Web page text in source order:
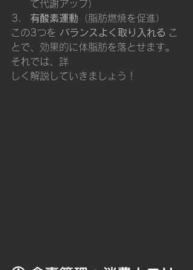
て代謝アップ）
有酸素運動 （脂肪燃焼を促進）
この3つを バランスよく取り入れる こ
とで、効果的に体脂肪を落とせます。
それでは、詳
しく解説していきましょう！